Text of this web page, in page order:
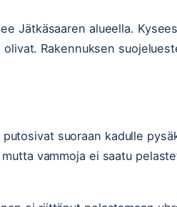
Jätkäsaaren alueella.
Rakennuksen
suoraan kadulle
vammoja ei saatu